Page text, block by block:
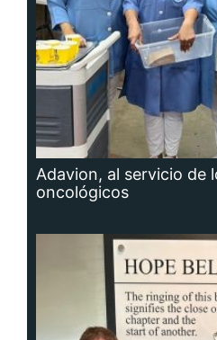
Adavion, al servicio de
oncológicos